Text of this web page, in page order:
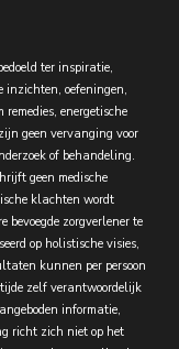
ter inspiratie,
inzichten, oefeningen,
energetische
geen vervanging voor
of behandeling.
geen medische
klachten wordt
bevoegde zorgverlener te
op holistische visies,
kunnen per persoon
zelf verantwoordelijk
informatie,
richt zich niet op het